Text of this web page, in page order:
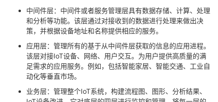
验
收
议 中间件层：中间件或者服务管理层具有数据存储、计算、处理
和分析等功能。该层通过对接收到的数据进行处理来做出决
策，并根据设备地址和名称提供相应的服务。
应用层：管理所有的基于从中间件层获取的信息的应用进程。
该层对接IoT设备、网络、用户交互。为用户提供高质量的满
足需求的应用服务。例如，包括智能家居、智能交通、工业自
动化等垂直市场。
业务层：管理整个IoT系统，构建流程图、图形、分析结果、